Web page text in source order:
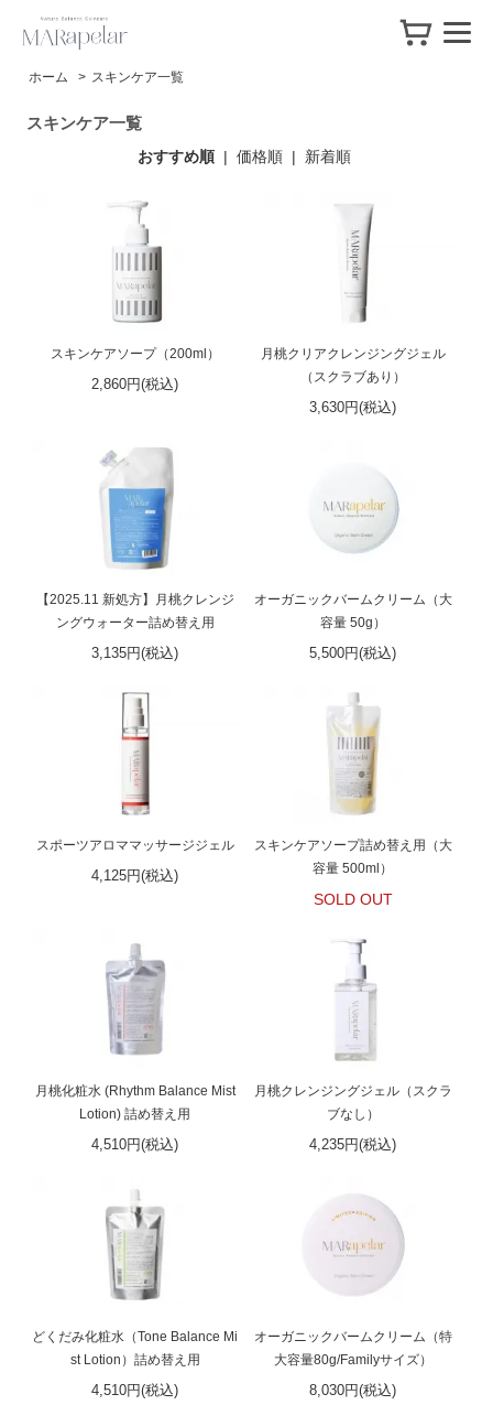
ホーム > スキンケア一覧
スキンケア一覧
おすすめ順| 価格順| 新着順
スキンケアソープ（200ml）
2,860円(税込)
月桃クリアクレンジングジェル
（スクラブあり）
3,630円(税込)
【2025.11 新処方】月桃クレンジ
ングウォーター詰め替え用
3,135円(税込)
オーガニックバームクリーム（大
容量 50g）
5,500円(税込)
スポーツアロママッサージジェル
4,125円(税込)
スキンケアソープ詰め替え用（大
容量 500ml）
SOLD OUT
月桃化粧水 (Rhythm Balance Mist
Lotion) 詰め替え用
4,510円(税込)
月桃クレンジングジェル（スクラ
ブなし）
4,235円(税込)
どくだみ化粧水（Tone Balance Mi
st Lotion）詰め替え用
4,510円(税込)
オーガニックバームクリーム（特
大容量80g/Familyサイズ）
8,030円(税込)